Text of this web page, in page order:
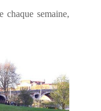
semaine,